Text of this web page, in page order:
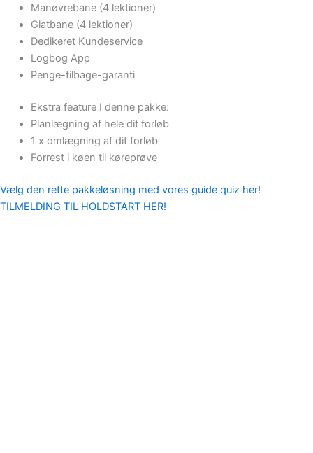
Manøvrebane (4 lektioner)
Glatbane (4 lektioner)
Dedikeret Kundeservice
Logbog App
Penge-tilbage-garanti
Ekstra feature I denne pakke:
Planlægning af hele dit forløb
1 x omlægning af dit forløb
Forrest i køen til køreprøve
Vælg den rette pakkeløsning med vores guide quiz her!
TILMELDING TIL HOLDSTART HER!